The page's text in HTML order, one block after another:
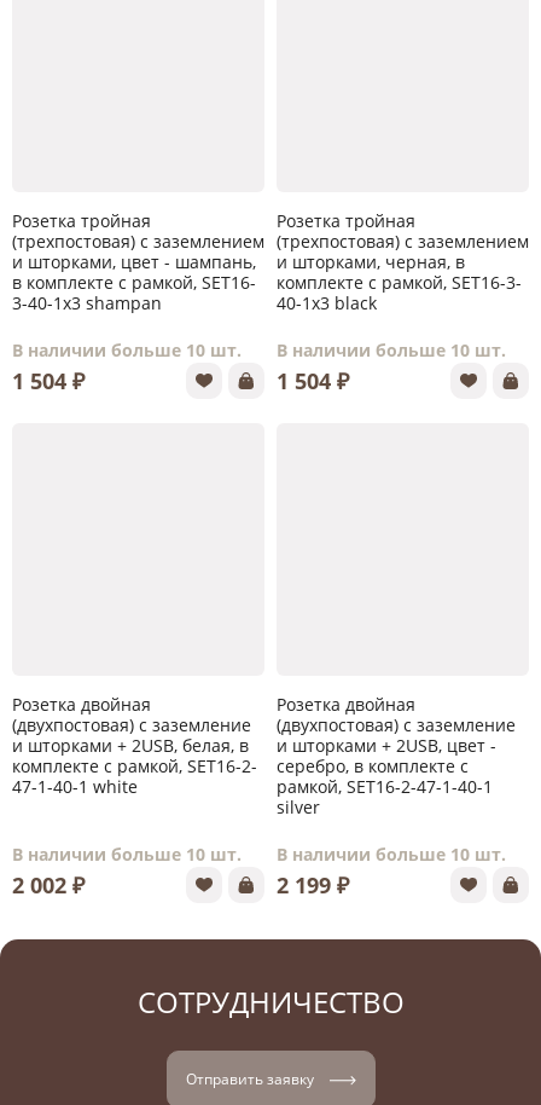
Розетка тройная
(трехпостовая) с заземлением
и шторками, цвет - шампань,
в комплекте с рамкой, SET16-
3-40-1x3 shampan
В наличии больше 10 шт.
1 504 ₽
Розетка тройная
(трехпостовая) с заземлением
и шторками, черная, в
комплекте с рамкой, SET16-3-
40-1x3 black
В наличии больше 10 шт.
1 504 ₽
Розетка двойная
(двухпостовая) c заземление
и шторками + 2USB, белая, в
комплекте с рамкой, SET16-2-
47-1-40-1 white
В наличии больше 10 шт.
2 002 ₽
Розетка двойная
(двухпостовая) c заземление
и шторками + 2USB, цвет -
серебро, в комплекте с
рамкой, SET16-2-47-1-40-1
silver
В наличии больше 10 шт.
2 199 ₽
СОТРУДНИЧЕСТВО
Отправить заявку